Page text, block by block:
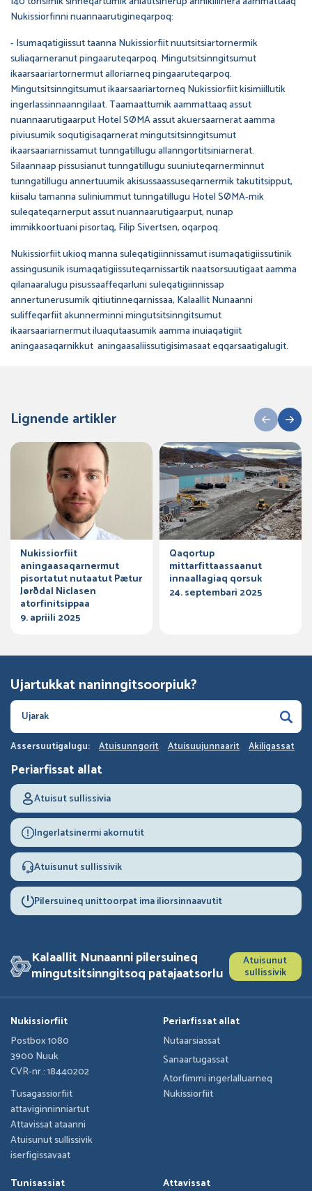
Nukissiorfinni nuannaarutigineqarpoq:
- Isumaqatigiissut taanna Nukissiorfiit nuutsitsiartornermik
suliaqarneranut pingaaruteqarpoq. Mingutsitsinngitsumut
ikaarsaariartornermut alloriarneq pingaaruteqarpoq.
Mingutsitsinngitsumut ikaarsaariartorneq Nukissiorfiit kisimiillutik
ingerlassinnaanngilaat. Taamaattumik aammattaaq assut
nuannaarutigaarput Hotel SØMA assut akuersaarnerat aamma
piviusumik soqutigisaqarnerat mingutsitsinngitsumut
ikaarsaariarnissamut tunngatillugu allanngortitsiniarnerat.
Silaannaap pissusianut tunngatillugu suuniuteqarnerminnut
tunngatillugu annertuumik akisussaassuseqarnermik takutitsipput,
kiisalu tamanna suliniummut tunngatillugu Hotel SØMA-mik
suleqateqarnerput assut nuannaarutigaarput, nunap
immikkoortuani pisortaq, Filip Sivertsen, oqarpoq.
Nukissiorfiit ukioq manna suleqatigiinnissamut isumaqatigiissutinik
assingusunik isumaqatigiissuteqarnissartik naatsorsuutigaat aamma
qilanaaralugu pisussaaffeqarluni suleqatigiinnissap
annertunerusumik qitiutinneqarnissaa, Kalaallit Nunaanni
suliffeqarfiit akunnerminni mingutsitsinngitsumut
ikaarsaariarnermut iluaqutaasumik aamma inuiaqatigiit
aningaasaqarnikkut aningaasaliissutigisimasaat eqqarsaatigalugit.
Lignende artikler
Nukissiorfiit
aningaasaqarnermut
pisortatut nutaatut Pætur
Jørðdal Niclasen
atorfinitsippaa
9. apriili 2025
Qaqortup
mittarfittaassaanut
innaallagiaq qorsuk
24. septembari 2025
Ujartukkat naninngitsoorpiuk?
Assersuutigalugu: Atuisunngorit Atuisuujunnaarit Akiligassat
Periarfissat allat
Atuisut sullissivia
Ingerlatsinermi akornutit
Atuisunut sullissivik
Pilersuineq unittoorpat ima iliorsinnaavutit
Kalaallit Nunaanni pilersuineq
mingutsitsinngitsoq patajaatsorlu
Atuisunut
sullissivik
Nukissiorfiit
Postbox 1080
3900 Nuuk
CVR-nr.: 18440202
Tusagassiorfiit
attaviginninniartut
Attavissat ataanni
Atuisunut sullissivik
iserfigissavaat
Periarfissat allat
Nutaarsiassat
Sanaartugassat
Atorfimmi ingerlalluarneq
Nukissiorfiit
Tunisassiat Attavissat